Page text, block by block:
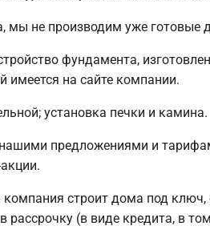
мы не производим уже
фундамента,
на сайте компании.
установка печки и камина.
предложениями и
строит дома под ключ,
(в виде кредита, в